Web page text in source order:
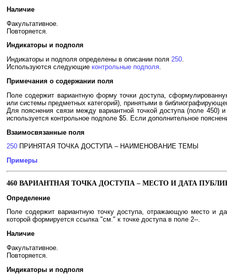
Наличие
Факультативное.
Повторяется.
Индикаторы и подполя
Индикаторы и подполя определены в описании поля 250.
Используются следующие контрольные подполя.
Примечания о содержании поля
Поле содержит вариантную форму точки доступа,
или системы предметных категорий), принятыми в
Для пояснения связи между вариантной точкой доступа (поле
используется контрольное подполе $5. Если дополнительное
Взаимосвязанные поля
250 ПРИНЯТАЯ ТОЧКА ДОСТУПА – НАИМЕНОВАНИЕ ТЕМЫ
Примеры
460 ВАРИАНТНАЯ ТОЧКА ДОСТУПА – МЕСТО И ДАТА
Определение
Поле содержит вариантную точку доступа, отражающую место и
которой формируется ссылка "см." к точке доступа в поле 2--.
Наличие
Факультативное.
Повторяется.
Индикаторы и подполя